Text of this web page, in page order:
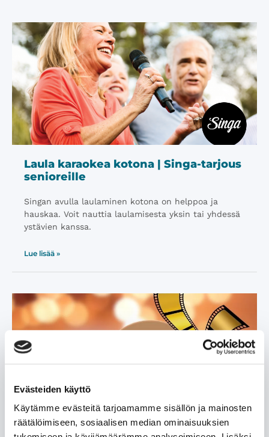
Evästeiden käyttö
Käytämme evästeitä tarjoamamme sisällön ja mainosten
räätälöimiseen, sosiaalisen median ominaisuuksien
Laula karaokea kotona | Singa-tarjous
senioreille
Singan avulla laulaminen kotona on helppoa ja
hauskaa. Voit nauttia laulamisesta yksin tai yhdessä
ystävien kanssa.
Lue lisää »